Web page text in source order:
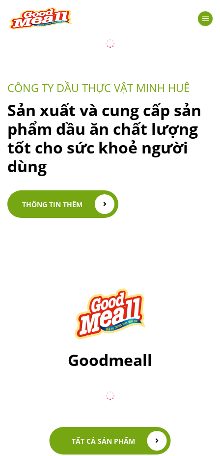
CÔNG TY DẦU THỰC VẬT MINH HUÊ
Sản xuất và cung cấp sản
phẩm dầu ăn chất lượng
tốt cho sức khoẻ người
dùng
THÔNG TIN THÊM
Goodmeall
TẤT CẢ SẢN PHẨM